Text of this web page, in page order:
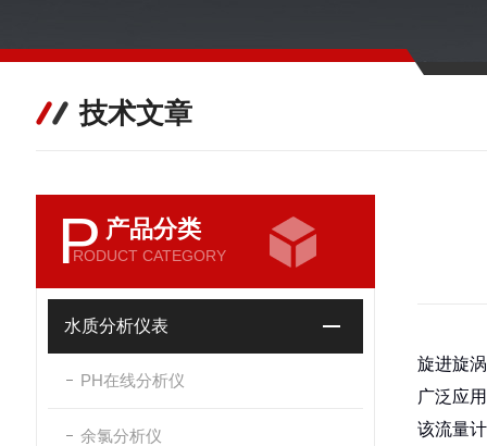
技术文章
P 产品分类
RODUCT CATEGORY
水质分析仪表
PH在线分析仪
余氯分析仪
旋进旋
广泛应
该流量